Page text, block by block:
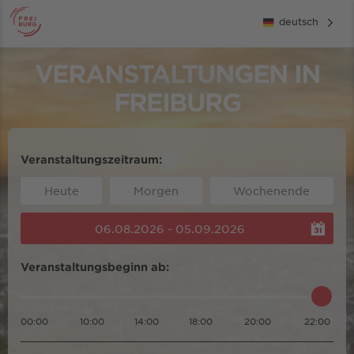
deutsch
VERANSTALTUNGEN IN
FREIBURG
Veranstaltungszeitraum:
Heute Morgen Wochenende
06.08.2026 - 05.09.2026
Veranstaltungsbeginn ab:
00:00 10:00 14:00 18:00 20:00 22:00